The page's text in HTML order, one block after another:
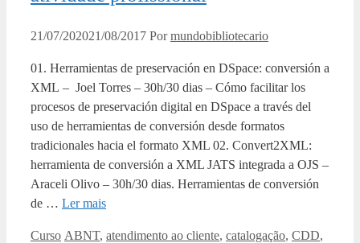
21/07/202021/08/2017 Pormundobibliotecario
01. Herramientas de preservación en DSpace: conversión a
XML – Joel Torres – 30h/30 dias – Cómo facilitar los
procesos de preservación digital en DSpace a través del
uso de herramientas de conversión desde formatos
tradicionales hacia el formato XML 02. Convert2XML:
herramienta de conversión a XML JATS integrada a OJS –
Araceli Olivo – 30h/30 dias. Herramientas de conversión
de … Ler mais
Categorias
Curso Tags
ABNT, atendimento ao cliente, catalogação, CDD,